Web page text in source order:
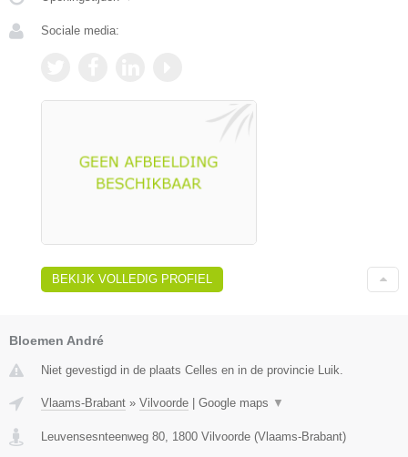
Sociale media:
BEKIJK VOLLEDIG PROFIEL
Bloemen André
Niet gevestigd in de plaats Celles en in de provincie Luik.
Vlaams-Brabant » Vilvoorde | Google maps ▼
Leuvensesnteenweg 80 1800 Vilvoorde (Vlaams-Brabant)